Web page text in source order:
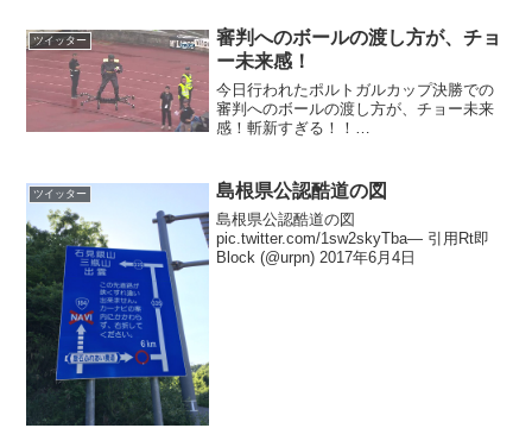
ツイッター
審判へのボールの渡し方が、チョ
ー未来感！
今日行われたポルトガルカップ決勝での
審判へのボールの渡し方が、チョー未来
感！斬新すぎる！！
(@lionerumessi) 2017年5月29日
ツイッター 島根県公認酷道の図
島根県公認酷道の図
pic.twitter.com/1sw2skyTba— 引用Rt即
Block (@urpn) 2017年6月4日